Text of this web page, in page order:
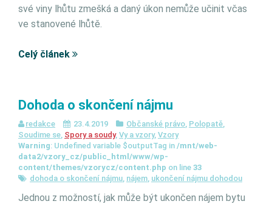
své viny lhůtu zmešká a daný úkon nemůže učinit včas
ve stanovené lhůtě.
Celý článek
Dohoda o skončení nájmu
redakce 23.4.2019 Občanské právo, Polopatě,
Soudime se, Spory a soudy, Vy a vzory, Vzory
Warning: Undefined variable $outputTag in /mnt/web-
data2/vzory_cz/public_html/www/wp-
content/themes/vzorycz/content.php on line 33
dohoda o skončení nájmu, nájem, ukončení nájmu dohodou
Jednou z možností, jak může být ukončen nájem bytu